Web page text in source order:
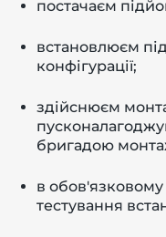
постачаєм
встановлюєм
конфігурації;
здійснюєм
бригадою
в
тестування